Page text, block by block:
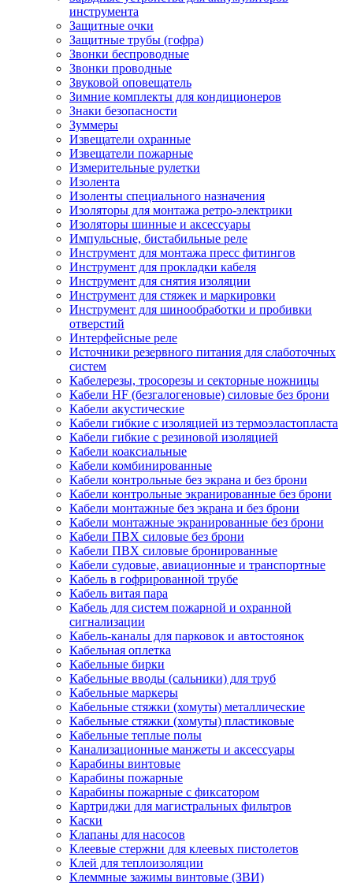
инструмента
Защитные очки
Защитные трубы (гофра)
Звонки беспроводные
Звонки проводные
Звуковой оповещатель
Зимние комплекты для кондиционеров
Знаки безопасности
Зуммеры
Извещатели охранные
Извещатели пожарные
Измерительные рулетки
Изолента
Изоленты специального назначения
Изоляторы для монтажа ретро-электрики
Изоляторы шинные и аксессуары
Импульсные, бистабильные реле
Инструмент для монтажа пресс фитингов
Инструмент для прокладки кабеля
Инструмент для снятия изоляции
Инструмент для стяжек и маркировки
Инструмент для шинообработки и пробивки
отверстий
Интерфейсные реле
Источники резервного питания для слаботочных
систем
Кабелерезы, тросорезы и секторные ножницы
Кабели HF (безгалогеновые) силовые без брони
Кабели акустические
Кабели гибкие с изоляцией из термоэластопласта
Кабели гибкие с резиновой изоляцией
Кабели коаксиальные
Кабели комбинированные
Кабели контрольные без экрана и без брони
Кабели контрольные экранированные без брони
Кабели монтажные без экрана и без брони
Кабели монтажные экранированные без брони
Кабели ПВХ силовые без брони
Кабели ПВХ силовые бронированные
Кабели судовые, авиационные и транспортные
Кабель в гофрированной трубе
Кабель витая пара
Кабель для систем пожарной и охранной
сигнализации
Кабель-каналы для парковок и автостоянок
Кабельная оплетка
Кабельные бирки
Кабельные вводы (сальники) для труб
Кабельные маркеры
Кабельные стяжки (хомуты) металлические
Кабельные стяжки (хомуты) пластиковые
Кабельные теплые полы
Канализационные манжеты и аксессуары
Карабины винтовые
Карабины пожарные
Карабины пожарные с фиксатором
Картриджи для магистральных фильтров
Каски
Клапаны для насосов
Клеевые стержни для клеевых пистолетов
Клей для теплоизоляции
Клеммные зажимы винтовые (ЗВИ)